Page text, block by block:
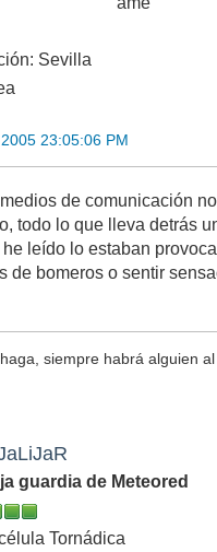
Sevilla
23:05:06 PM
de comunicación
todo lo que lleva detrás
leído lo estaban
de bomeros o sentir
siempre habrá alguien
guardia de Meteored
Tornádica